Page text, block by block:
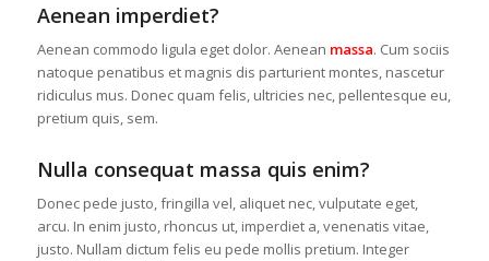
Aenean imperdiet?
Aenean commodo ligula eget dolor. Aenean massa. Cum sociis
natoque penatibus et magnis dis parturient montes, nascetur
ridiculus mus. Donec quam felis, ultricies nec, pellentesque eu,
pretium quis, sem.
Nulla consequat massa quis enim?
Donec pede justo, fringilla vel, aliquet nec, vulputate eget,
arcu. In enim justo, rhoncus ut, imperdiet a, venenatis vitae,
justo. Nullam dictum felis eu pede mollis pretium. Integer